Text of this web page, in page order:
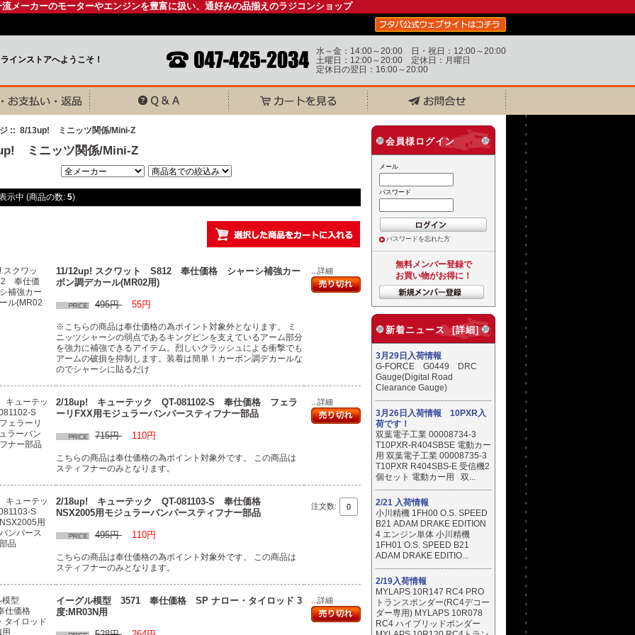
メーカーのモーターやエンジンを豊富に扱い、通好みの品揃えのラジコンショップ
インストアへようこそ！
水～金：14:00～20:00 日・祝日：12:00～20:00
土曜日：12:00～20:00 定休日：月曜日
定休日の翌日：16:00～20:00
:: 8/13up! ミニッツ関係/Mini-Z
ミニッツ関係/Mini-Z
示中 (商品の数: 5)
11/12up! スクワット S812 奉仕価格 シャーシ補強カー
ボン調デカール(MR02用)
495円 55円
※こちらの商品は奉仕価格の為ポイント対象外となります。 ミ
ニッツシャーシの弱点であるキングピンを支えているアーム部分
を強力に補強できるアイテム。烈しいクラッシュによる衝撃でも
アームの破損を抑制します。装着は簡単！カーボン調デカールな
のでシャーシに貼るだけ
...詳細
2/18up! キューテック QT-081102-S 奉仕価格 フェラ
ーリFXX用モジュラーバンパースティフナー部品
715円 110円
こちらの商品は奉仕価格の為ポイント対象外です。 この商品は
スティフナーのみとなります。
...詳細
2/18up! キューテック QT-081103-S 奉仕価格
NSX2005用モジュラーバンパースティフナー部品
495円 110円
こちらの商品は奉仕価格の為ポイント対象外です。 この商品は
スティフナーのみとなります。
注文数:
イーグル模型 3571 奉仕価格 SP ナロー・タイロッド 3
度:MR03N用
...詳細
会員様ログイン
メール
パスワード
パスワードを忘れた方
無料メンバー登録で
お買い物がお得に！
新着ニュース [詳細]
3月29日入荷情報
G-FORCE G0449 DRC
Gauge(Digital Road
Clearance Gauge)
3月26日入荷情報 10PXR入
荷です！
双葉電子工業 00008734-3
T10PXR-R404SBSE 電動カー
用 双葉電子工業 00008735-3
T10PXR R404SBS-E 受信機2
個セット 電動カー用 双...
2/21 入荷情報
小川精機 1FH00 O.S. SPEED
B21 ADAM DRAKE EDITION
4 エンジン単体 小川精機
1FH01 O.S. SPEED B21
ADAM DRAKE EDITIO...
2/19入荷情報
MYLAPS 10R147 RC4 PRO
トランスポンダー(RC4デコー
ダー専用) MYLAPS 10R078
RC4 ハイブリッドポンダー